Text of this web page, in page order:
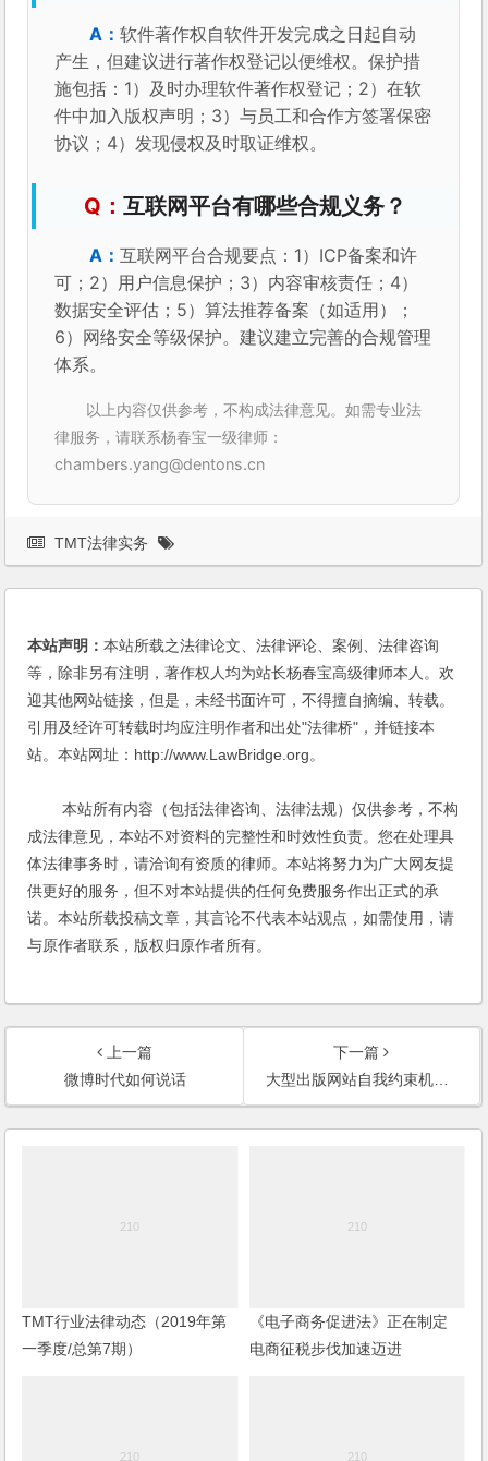
软件著作权自软件开发完成之日起自动
产生，但建议进行著作权登记以便维权。保护措
施包括：1）及时办理软件著作权登记；2）在软
件中加入版权声明；3）与员工和合作方签署保密
协议；4）发现侵权及时取证维权。
互联网平台有哪些合规义务？
互联网平台合规要点：1）ICP备案和许
可；2）用户信息保护；3）内容审核责任；4）
数据安全评估；5）算法推荐备案（如适用）；
6）网络安全等级保护。建议建立完善的合规管理
体系。
以上内容仅供参考，不构成法律意见。如需专业法
律服务，请联系杨春宝一级律师：
chambers.yang@dentons.cn
TMT法律实务
本站声明：本站所载之法律论文、法律评论、案例、法律咨询
等，除非另有注明，著作权人均为站长杨春宝高级律师本人。欢
迎其他网站链接，但是，未经书面许可，不得擅自摘编、转载。
引用及经许可转载时均应注明作者和出处"法律桥"，并链接本
站。本站网址：http://www.LawBridge.org。
本站所有内容（包括法律咨询、法律法规）仅供参考，不构
成法律意见，本站不对资料的完整性和时效性负责。您在处理具
体法律事务时，请洽询有资质的律师。本站将努力为广大网友提
供更好的服务，但不对本站提供的任何免费服务作出正式的承
诺。本站所载投稿文章，其言论不代表本站观点，如需使用，请
与原作者联系，版权归原作者所有。
上一篇
微博时代如何说话
下一篇
大型出版网站自我约束机制试点工作启动
TMT行业法律动态（2019年第
一季度/总第7期）
《电子商务促进法》正在制定
电商征税步伐加速迈进